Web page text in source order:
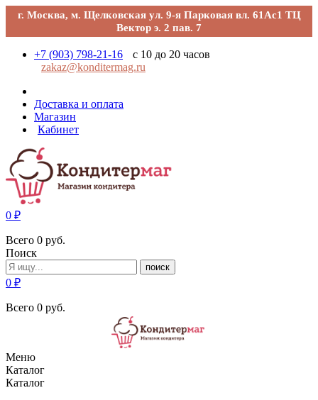
г. Москва, м. Щелковская ул. 9-я Парковая вл. 61Ас1 ТЦ
Вектор э. 2 пав. 7
+7 (903) 798-21-16
с 10 до 20 часов
zakaz@konditermag.ru
Доставка и оплата
Магазин
Кабинет
0 ₽
Всего 0 руб.
Поиск
поиск
0 ₽
Всего 0 руб.
Меню
Каталог
Каталог